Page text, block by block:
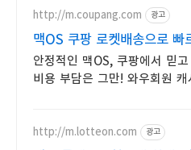
http://m.coupang.com 광고
맥OS 쿠팡 로켓배송으로 빠
안정적인 맥OS, 쿠팡에서 믿
비용 부담은 그만! 와우회원
http://m.lotteon.com 광고